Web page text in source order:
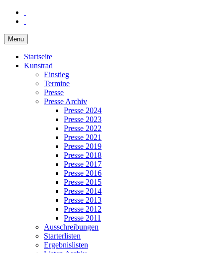
Menu
Startseite
Kunstrad
Einstieg
Termine
Presse
Presse Archiv
Presse 2024
Presse 2023
Presse 2022
Presse 2021
Presse 2019
Presse 2018
Presse 2017
Presse 2016
Presse 2015
Presse 2014
Presse 2013
Presse 2012
Presse 2011
Ausschreibungen
Starterlisten
Ergebnislisten